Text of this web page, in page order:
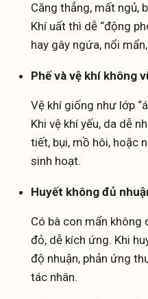
Căng thẳng, mất ngủ,
Khí uất thì dễ “động
hay gây ngứa, nổi
Phế và vệ khí không
Vệ khí giống như lớp
Khi vệ khí yếu, da dễ
tiết, bụi, mồ hôi, hoặc
sinh hoạt.
Huyết không đủ
Có bà con mẩn không
đỏ, dễ kích ứng. Khi
độ nhuận, phản ứng
tác nhân.